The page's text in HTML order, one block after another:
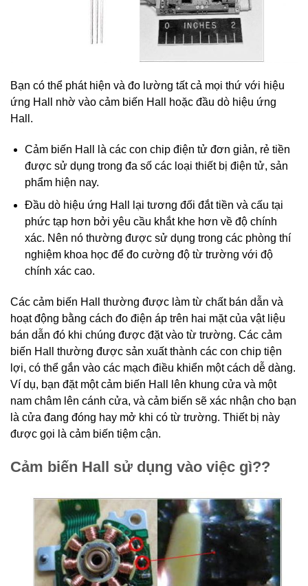
Bạn có thể phát hiện và đo lường tất cả mọi thứ với hiệu
ứng Hall nhờ vào cảm biến Hall hoặc đầu dò hiệu ứng
Hall.
Cảm biến Hall là các con chip điện tử đơn giản, rẻ tiền
được sử dụng trong đa số các loại thiết bị điện tử, sản
phẩm hiện nay.
Đầu dò hiệu ứng Hall lại tương đối đắt tiền và cấu tại
phức tạp hơn bởi yêu cầu khắt khe hơn về độ chính
xác. Nên nó thường được sử dụng trong các phòng thí
nghiệm khoa học để đo cường độ từ trường với độ
chính xác cao.
Các cảm biến Hall thường được làm từ chất bán dẫn và
hoạt động bằng cách đo điện áp trên hai mặt của vật liệu
bán dẫn đó khi chúng được đặt vào từ trường. Các cảm
biến Hall thường được sản xuất thành các con chip tiện
lợi, có thể gắn vào các mạch điều khiển một cách dễ dàng.
Ví dụ, bạn đặt một cảm biến Hall lên khung cửa và một
nam châm lên cánh cửa, và cảm biến sẽ xác nhận cho bạn
là cửa đang đóng hay mở khi có từ trường. Thiết bị này
được gọi là cảm biến tiệm cận.
Cảm biến Hall sử dụng vào việc gì??